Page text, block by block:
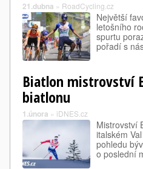
21.dubna » RoadCycling.cz
Největší
letošního
spurtu
pořadí s
Biatlon mistrovství
biatlonu
1.února » iDNES.cz
Mistrovství
italském
pohledu
o poslední